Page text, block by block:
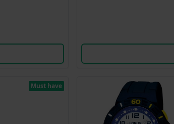
Must have